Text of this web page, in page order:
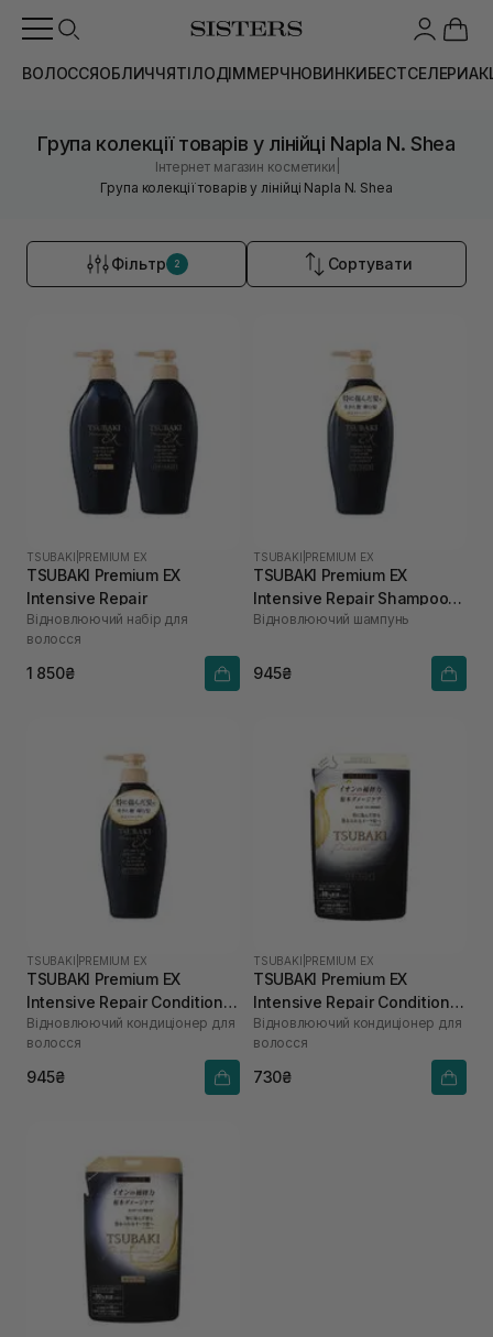
ВОЛОССЯОБЛИЧЧЯТІЛОДІММЕРЧНОВИНКИБЕСТСЕЛЕРИ
Група колекції товарів у лінійці Napla N. Shea
Інтернет магазин косметики
Група колекції товарів у лінійці Napla N. Shea
Фільтр 2 Сортувати
TSUBAKI PREMIUM EX
TSUBAKI Premium EX
Intensive Repair
Відновлюючий набір для
волосся
1 850₴
TSUBAKI PREMIUM EX
TSUBAKI Premium EX
Intensive Repair Shampoo
450 мл
Відновлюючий шампунь
945₴
TSUBAKI PREMIUM EX
TSUBAKI Premium EX
Intensive Repair Conditioner
450 мл
Відновлюючий кондиціонер для
волосся
945₴
TSUBAKI PREMIUM EX
TSUBAKI Premium EX
Intensive Repair Conditioner
300 мл
Відновлюючий кондиціонер для
волосся
730₴